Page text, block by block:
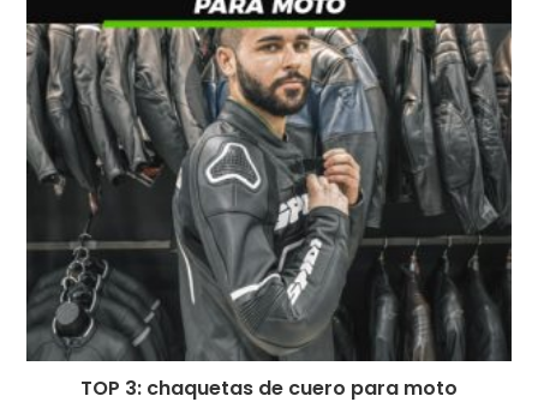
TOP 3: chaquetas de cuero para moto